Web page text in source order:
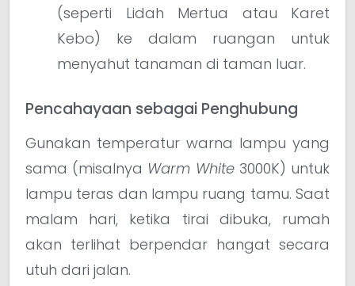
(seperti Lidah Mertua atau Karet
Kebo) ke dalam ruangan untuk
menyahut tanaman di taman luar.
Pencahayaan sebagai Penghubung
Gunakan temperatur warna lampu yang
sama (misalnya Warm White3000K) untuk
lampu teras dan lampu ruang tamu. Saat
malam hari, ketika tirai dibuka, rumah
akan terlihat berpendar hangat secara
utuh dari jalan.